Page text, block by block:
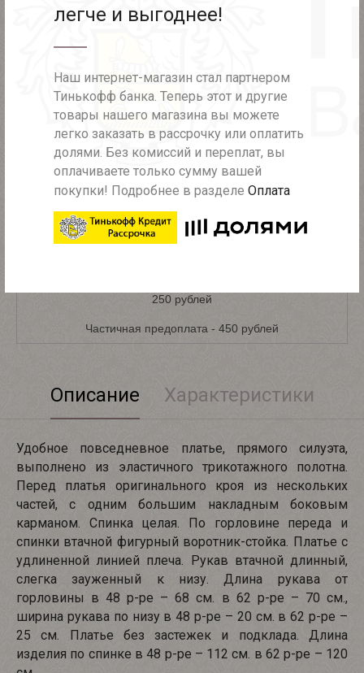
легче и выгоднее!
Наш интернет-магазин стал партнером
Тинькофф банка. Теперь этот и другие
товары нашего магазина вы можете
легко заказать в рассрочку или оплатить
долями. Без комиссий и переплат, вы
оплачиваете только сумму вашей
покупки! Подробнее в разделе Оплата
ДОСТАВКА ПО САНКТ-ПЕТЕРБУРГУ
Самовывоз из шоу-рума - бесплатно
Доставка в день заказа - 700 рублей
Доставка курьером в пределах КАД - 450 рублей
Доставка курьером за КАД - 600 рублей
При полной предоплате (при заказе более 2000 рублей) -
250 рублей
Частичная предоплата - 450 рублей
Описание Характеристики
Удобное повседневное платье, прямого силуэта,
выполнено из эластичного трикотажного полотна.
Перед платья оригинального кроя из нескольких
частей, с одним большим накладным боковым
карманом. Спинка целая. По горловине переда и
спинки втачной фигурный воротник-стойка. Платье с
удлиненной линией плеча. Рукав втачной длинный,
слегка зауженный к низу. Длина рукава от
горловины в 48 р-ре – 68 см. в 62 р-ре – 70 см.,
ширина рукава по низу в 48 р-ре – 20 см. в 62 р-ре –
25 см. Платье без застежек и подклада. Длина
изделия по спинке в 48 р-ре – 112 см. в 62 р-ре – 120